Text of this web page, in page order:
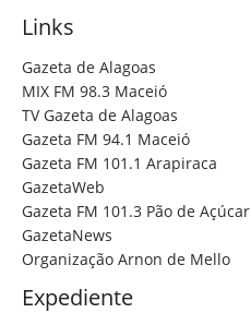
Links
Gazeta de Alagoas
MIX FM 98.3 Maceió
TV Gazeta de Alagoas
Gazeta FM 94.1 Maceió
Gazeta FM 101.1 Arapiraca
GazetaWeb
Gazeta FM 101.3 Pão de Açúcar
GazetaNews
Organização Arnon de Mello
Expediente